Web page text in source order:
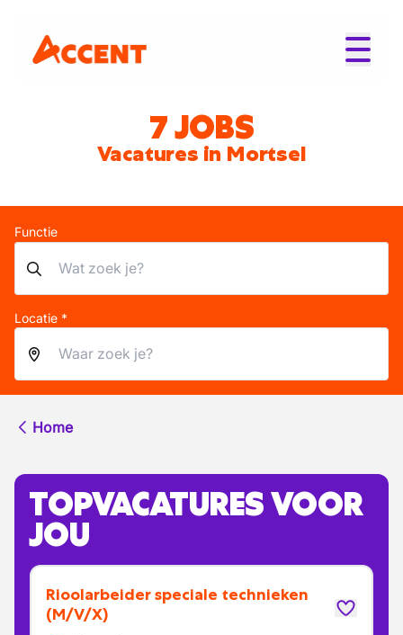
7 JOBS
Vacatures in Mortsel
Functie
Locatie *
Home
TOPVACATURES VOOR
JOU
Rioolarbeider speciale technieken
(M/V/X)